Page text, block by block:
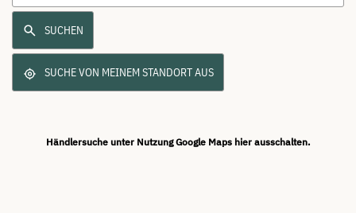
SUCHEN
SUCHE VON MEINEM STANDORT AUS
Händlersuche unter Nutzung Google Maps hier ausschalten.